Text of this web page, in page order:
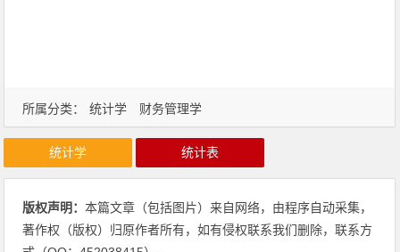
所属分类： 统计学 财务管理学
统计学 统计表
版权声明：本篇文章（包括图片）来自网络，由程序自动采集，
著作权（版权）归原作者所有，如有侵权联系我们删除，联系方